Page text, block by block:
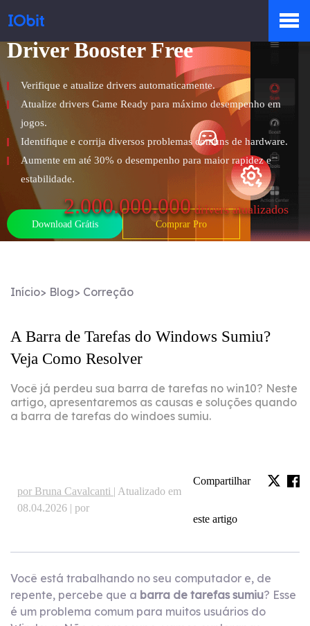
Loja
Sala de Imprensa
Suporte
Parceiro
Driver Booster Free
Verifique e atualize drivers automaticamente.
Atualize drivers Game Ready para máximo desempenho em
jogos.
Identifique e corrija diversos problemas comuns de hardware.
Aumente em até 30% o desempenho para maior rapidez e
estabilidade.
2.000.000.000drivers atualizados
Download Grátis Comprar Pro
Início> Blog> Correção
A ​Barra de Tarefas do Windows Sumiu?
Veja Como Resolver
Você já perdeu sua barra de tarefas no win10? Neste
artigo, apresentaremos as causas e soluções quando
a barra de tarefas do windoes sumiu.
por Bruna Cavalcanti | Atualizado em
08.04.2026 | por
Compartilhar
este artigo
Você está trabalhando no seu computador e, de
repente, percebe que a barra de tarefas sumiu? Esse
é um problema comum para muitos usuários do